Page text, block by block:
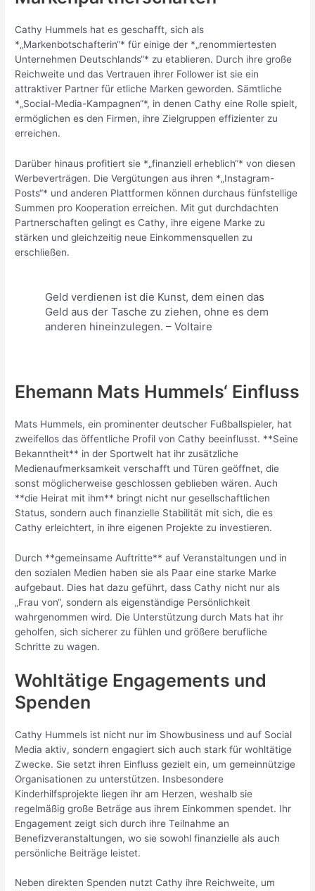
Cathy Hummels hat es geschafft, sich als
*„Markenbotschafterin“* für einige der *„renommiertesten
Unternehmen Deutschlands“* zu etablieren. Durch ihre große
Reichweite und das Vertrauen ihrer Follower ist sie ein
attraktiver Partner für etliche Marken geworden. Sämtliche
*„Social-Media-Kampagnen“*, in denen Cathy eine Rolle spielt,
ermöglichen es den Firmen, ihre Zielgruppen effizienter zu
erreichen.
Darüber hinaus profitiert sie *„finanziell erheblich“* von diesen
Werbeverträgen. Die Vergütungen aus ihren *„Instagram-
Posts“* und anderen Plattformen können durchaus fünfstellige
Summen pro Kooperation erreichen. Mit gut durchdachten
Partnerschaften gelingt es Cathy, ihre eigene Marke zu
stärken und gleichzeitig neue Einkommensquellen zu
erschließen.
Geld verdienen ist die Kunst, dem einen das
Geld aus der Tasche zu ziehen, ohne es dem
anderen hineinzulegen. – Voltaire
Ehemann Mats Hummels‘ Einfluss
Mats Hummels, ein prominenter deutscher Fußballspieler, hat
zweifellos das öffentliche Profil von Cathy beeinflusst. **Seine
Bekanntheit** in der Sportwelt hat ihr zusätzliche
Medienaufmerksamkeit verschafft und Türen geöffnet, die
sonst möglicherweise geschlossen geblieben wären. Auch
**die Heirat mit ihm** bringt nicht nur gesellschaftlichen
Status, sondern auch finanzielle Stabilität mit sich, die es
Cathy erleichtert, in ihre eigenen Projekte zu investieren.
Durch **gemeinsame Auftritte** auf Veranstaltungen und in
den sozialen Medien haben sie als Paar eine starke Marke
aufgebaut. Dies hat dazu geführt, dass Cathy nicht nur als
„Frau von“, sondern als eigenständige Persönlichkeit
wahrgenommen wird. Die Unterstützung durch Mats hat ihr
geholfen, sich sicherer zu fühlen und größere berufliche
Schritte zu wagen.
Wohltätige Engagements und
Spenden
Cathy Hummels ist nicht nur im Showbusiness und auf Social
Media aktiv, sondern engagiert sich auch stark für wohltätige
Zwecke. Sie setzt ihren Einfluss gezielt ein, um gemeinnützige
Organisationen zu unterstützen. Insbesondere
Kinderhilfsprojekte liegen ihr am Herzen, weshalb sie
regelmäßig große Beträge aus ihrem Einkommen spendet. Ihr
Engagement zeigt sich durch ihre Teilnahme an
Benefizveranstaltungen, wo sie sowohl finanzielle als auch
persönliche Beiträge leistet.
Neben direkten Spenden nutzt Cathy ihre Reichweite, um